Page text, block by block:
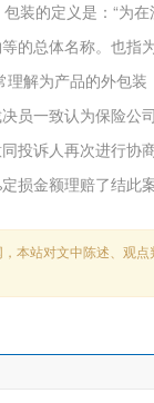
装的定义是： “为在
的总体名称。也指
理解为产品的外包装
员一致认为保险公
诉人再次进行协
定损金额理赔了结此
本站对文中陈述、观